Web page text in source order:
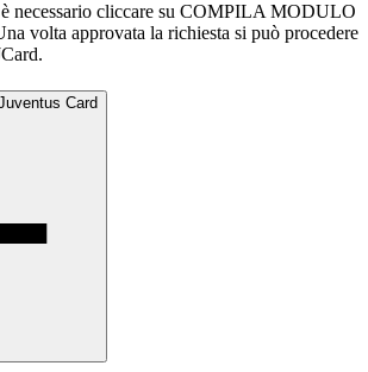
necessario cliccare su COMPILA MODULO
volta approvata la richiesta si può procedere
Card